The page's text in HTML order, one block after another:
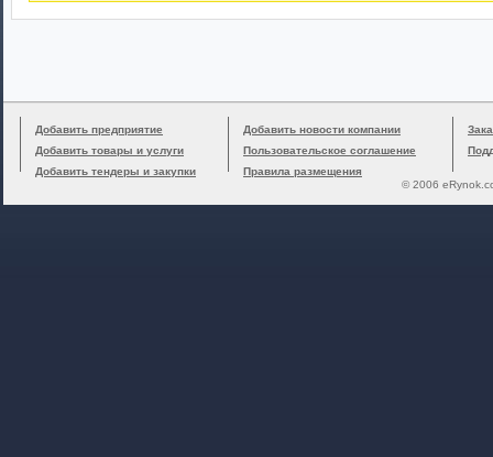
Добавить предприятие
Добавить товары и услуги
Добавить тендеры и закупки
Добавить новости компании
Пользовательское соглашение
Правила размещения
© 2006